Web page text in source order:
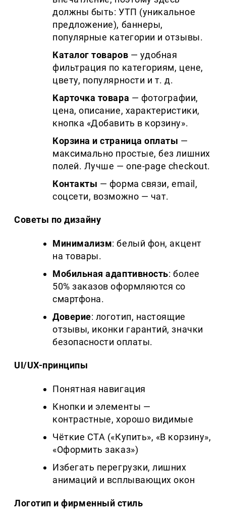
должны быть: УТП (уникальное
предложение), баннеры,
популярные категории и отзывы.
Каталог товаров — удобная
фильтрация по категориям, цене,
цвету, популярности и т. д.
Карточка товара — фотографии,
цена, описание, характеристики,
кнопка «Добавить в корзину».
Корзина и страница оплаты —
максимально простые, без лишних
полей. Лучше — one-page checkout.
Контакты — форма связи, email,
соцсети, возможно — чат.
Советы по дизайну
Минимализм: белый фон, акцент
на товары.
Мобильная адаптивность: более
50% заказов оформляются со
смартфона.
Доверие: логотип, настоящие
отзывы, иконки гарантий, значки
безопасности оплаты.
UI/UX-принципы
Понятная навигация
Кнопки и элементы —
контрастные, хорошо видимые
Чёткие CTA («Купить», «В корзину»,
«Оформить заказ»)
Избегать перегрузки, лишних
анимаций и всплывающих окон
Логотип и фирменный стиль